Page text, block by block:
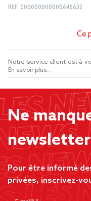
REF. 000000000000645632
Ce
Notre service client est à
En savoir plus...
Ne
Pour être informé
privées, inscrivez-